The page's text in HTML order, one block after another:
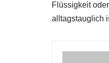
Flüssigkeit
alltagstauglich